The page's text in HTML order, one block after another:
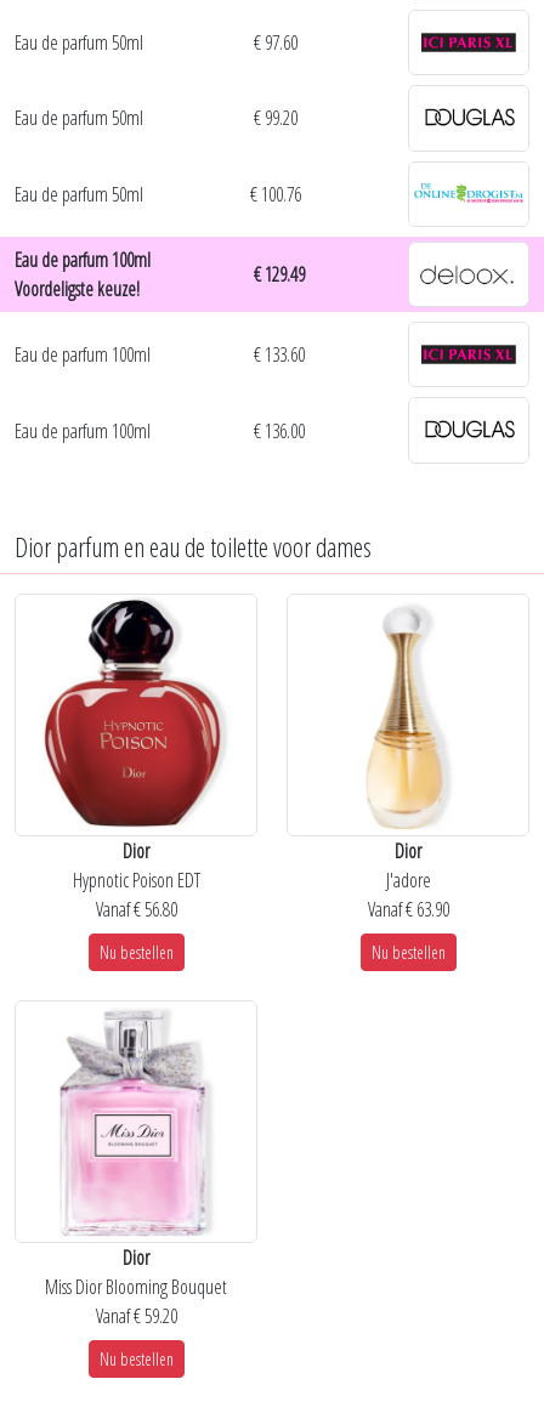
Eau de parfum 50ml € 97.60
Eau de parfum 50ml € 99.20
Eau de parfum 50ml € 100.76
Eau de parfum 100ml
Voordeligste keuze!
€ 129.49
Eau de parfum 100ml € 133.60
Eau de parfum 100ml € 136.00
Dior parfum en eau de toilette voor dames
Dior
Hypnotic Poison EDT
Vanaf € 56.80
Nu bestellen
Dior
J'adore
Vanaf € 63.90
Nu bestellen
Dior
Miss Dior Blooming Bouquet
Vanaf € 59.20
Nu bestellen